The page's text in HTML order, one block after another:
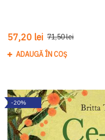
57,20 lei 71,50 lei
ADAUGĂ ÎN COȘ
-20%